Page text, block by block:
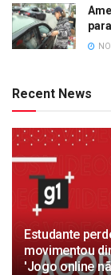
Recent News
Estudante
movimentou
'Jogo online